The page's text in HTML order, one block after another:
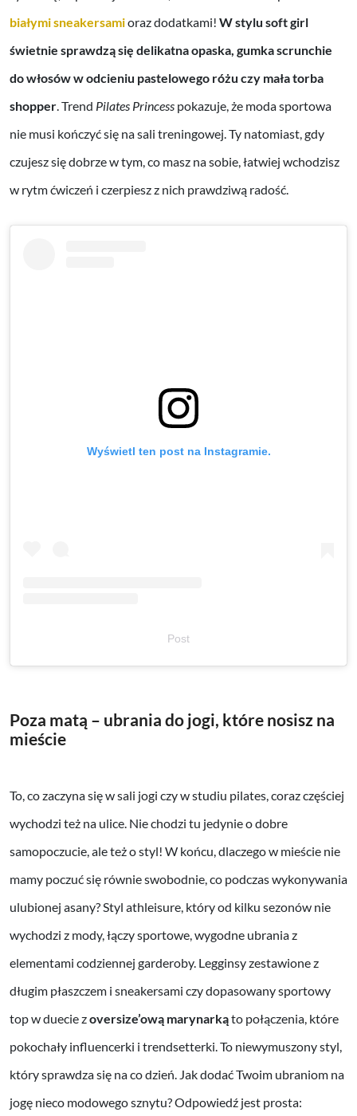
białymi sneakersamioraz dodatkami! W stylu soft girl
świetnie sprawdzą się delikatna opaska, gumka scrunchie
do włosów w odcieniu pastelowego różu czy mała torba
shopper . Trend Pilates Princess pokazuje, że moda sportowa
nie musi kończyć się na sali treningowej. Ty natomiast, gdy
czujesz się dobrze w tym, co masz na sobie, łatwiej wchodzisz
w rytm ćwiczeń i czerpiesz z nich prawdziwą radość.
Wyświetl ten post na Instagramie.
Post
Poza matą – ubrania do jogi, które nosisz na
mieście
To, co zaczyna się w sali jogi czy w studiu pilates, coraz częściej
wychodzi też na ulice. Nie chodzi tu jedynie o dobre
samopoczucie, ale też o styl! W końcu, dlaczego w mieście nie
mamy poczuć się równie swobodnie, co podczas wykonywania
ulubionej asany? Styl athleisure, który od kilku sezonów nie
wychodzi z mody, łączy sportowe, wygodne ubrania z
elementami codziennej garderoby. Legginsy zestawione z
długim płaszczem i sneakersami czy dopasowany sportowy
top w duecie zoversize’ową marynarkąto połączenia, które
pokochały influencerki i trendsetterki. To niewymuszony styl,
który sprawdza się na co dzień. Jak dodać Twoim ubraniom na
jogę nieco modowego sznytu? Odpowiedź jest prosta: